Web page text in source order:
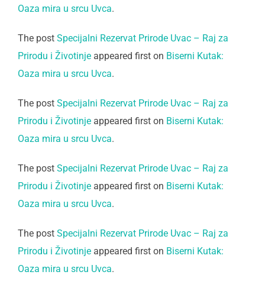
Oaza mira u srcu Uvca.
The post Specijalni Rezervat Prirode Uvac – Raj za
Prirodu i Životinje appeared first on Biserni Kutak:
Oaza mira u srcu Uvca.
The post Specijalni Rezervat Prirode Uvac – Raj za
Prirodu i Životinje appeared first on Biserni Kutak:
Oaza mira u srcu Uvca.
The post Specijalni Rezervat Prirode Uvac – Raj za
Prirodu i Životinje appeared first on Biserni Kutak:
Oaza mira u srcu Uvca.
The post Specijalni Rezervat Prirode Uvac – Raj za
Prirodu i Životinje appeared first on Biserni Kutak:
Oaza mira u srcu Uvca.